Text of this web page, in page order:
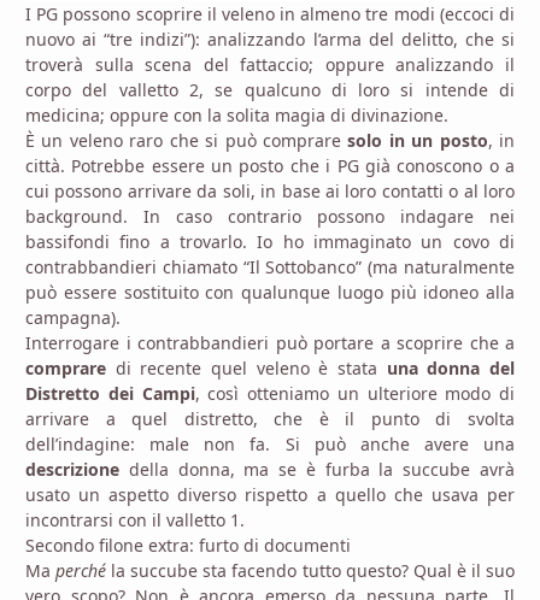
I PG possono scoprire il veleno in almeno tre modi (eccoci di
nuovo ai “tre indizi”): analizzando l’arma del delitto, che si
troverà sulla scena del fattaccio; oppure analizzando il
corpo del valletto 2, se qualcuno di loro si intende di
medicina; oppure con la solita magia di divinazione.
È un veleno raro che si può compraresolo in un posto, in
città. Potrebbe essere un posto che i PG già conoscono o a
cui possono arrivare da soli, in base ai loro contatti o al loro
background. In caso contrario possono indagare nei
bassifondi fino a trovarlo. Io ho immaginato un covo di
contrabbandieri chiamato “Il Sottobanco” (ma naturalmente
può essere sostituito con qualunque luogo più idoneo alla
campagna).
Interrogare i contrabbandieri può portare a scoprire che a
comprare di recente quel veleno è stata una donna del
Distretto dei Campi, così otteniamo un ulteriore modo di
arrivare a quel distretto, che è il punto di svolta
dell’indagine: male non fa. Si può anche avere una
descrizione della donna, ma se è furba la succube avrà
usato un aspetto diverso rispetto a quello che usava per
incontrarsi con il valletto 1.
Secondo filone extra: furto di documenti
Maperché la succube sta facendo tutto questo? Qual è il suo